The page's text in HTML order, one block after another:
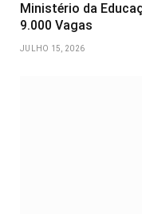
Ministério da
9.000 Vagas
JULHO 15, 2026